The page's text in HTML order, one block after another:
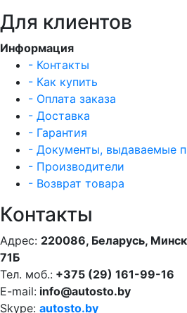
Для клиентов
Информация
- Контакты
- Как купить
- Оплата заказа
- Доставка
- Гарантия
- Документы, выдаваемые
- Производители
- Возврат товара
Контакты
Адрес: 220086, Беларусь,
71Б
Тел. моб.: +375 (29) 161-99-16
E-mail: info@autosto.by
Skype: autosto.by